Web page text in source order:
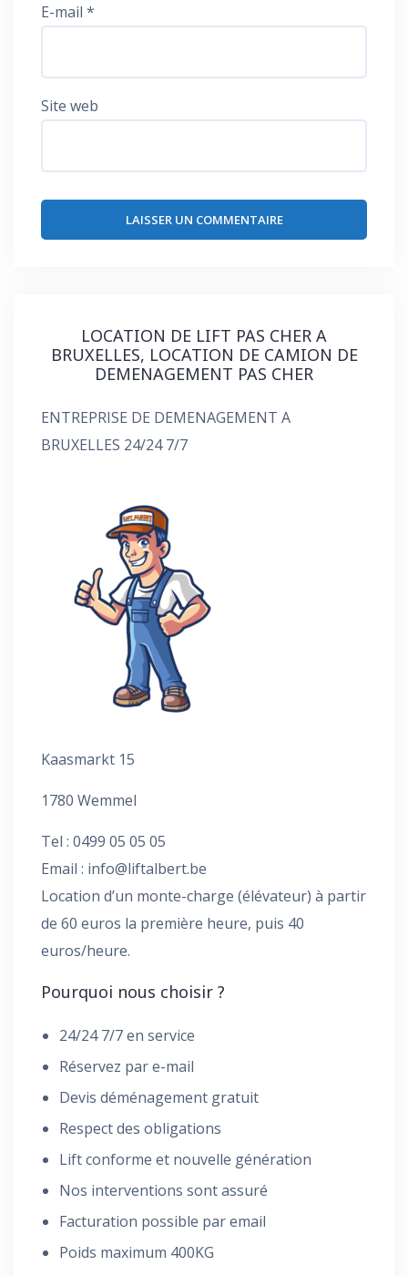
E-mail *
Site web
LOCATION DE LIFT PAS CHER A
BRUXELLES, LOCATION DE CAMION DE
DEMENAGEMENT PAS CHER
ENTREPRISE DE DEMENAGEMENT A
BRUXELLES 24/24 7/7
Kaasmarkt 15
1780 Wemmel
Tel : 0499 05 05 05
Email : info@liftalbert.be
Location d’un monte-charge (élévateur) à partir
de 60 euros la première heure, puis 40
euros/heure.
Pourquoi nous choisir ?
24/24 7/7 en service
Réservez par e-mail
Devis déménagement gratuit
Respect des obligations
Lift conforme et nouvelle génération
Nos interventions sont assuré
Facturation possible par email
Poids maximum 400KG